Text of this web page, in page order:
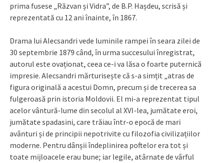
prima fusese „Răzvan și Vidra”, de B.P. Hașdeu, scrisă și
reprezentată cu 12 ani înainte, în 1867.
Drama lui Alecsandri vede luminile rampei în seara zilei de
30 septembrie 1879 când, în urma succesului înregistrat,
autorul este ovaționat, ceea ce-i va lăsa o foarte puternică
impresie. Alecsandri mărturisește că s-a simțit „atras de
figura originală a acestui Domn, precum și de trecerea sa
fulgeroasă prin istoria Moldovii. El mi-a reprezentat tipul
acelor vântură-lume din secolul al XVI-lea, jumătate eroi,
jumătate spadasini, care trăiau într-o epocă de mari
avânturi și de principii nepotrivite cu filozofia civilizațiilor
moderne. Pentru dânșii îndeplinirea poftelor era tot și
toate mijloacele erau bune; iar legile, atârnate de vârful